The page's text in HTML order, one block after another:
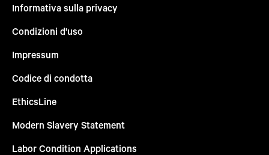
Informativa sulla privacy
Condizioni d'uso
Impressum
Codice di condotta
EthicsLine
Modern Slavery Statement
Labor Condition Applications